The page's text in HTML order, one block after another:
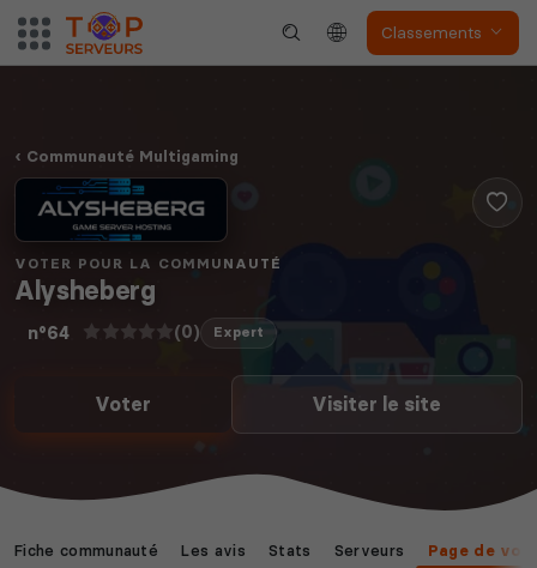
Classements
Communauté Multigaming
VOTER POUR LA COMMUNAUTÉ
Alysheberg
n°64 (0) Expert
Voter Visiter le site
Fiche communauté Les avis Stats Serveurs Page de